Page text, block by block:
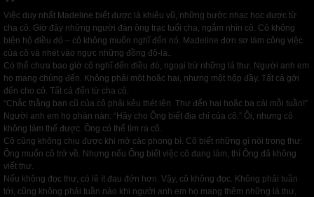
* *
Việc duy nhất Madeline biết được là khiêu vũ, những bước nhạc học được từ
cha cô. Giờ đây những người đàn ông trạc tuổi cha, ngắm nhìn cô. Cô không
biện hộ điều đó – cô không muốn nghĩ đến nó. Madeline đơn sơ làm công việc
của cô và nhét vào ngực những đồng đô-la..
Có thể chưa bao giờ cô nghĩ đến điều đó, ngoại trừ những lá thư. Người anh em
họ mang chúng đến. Không phải một hoặc hai, nhưng một hộp đầy. Tất cả gởi
đến cho cô. Tất cả đến từ cha cô.
“Chắc thằng bạn cũ của cô phải kêu thét lên. Thư đến hai hoặc ba cái mỗi tuần!”
Người anh em họ phàn nàn: “Hãy cho Ông biết địa chỉ của cô.” Ôi, nhưng cô
không làm thế được. Ông có thể tìm ra cô.
Cô cũng không chịu được khi mở các phong bì. Cô biết những gì nói trong thư:
Ông muốn cô trở về. Nhưng nếu Ông biết việc cô đang làm, thì Ông đã không
viết thư.
Nếu không đọc thư, có lẽ ít đau đớn hơn. Vậy, cô không đọc. Không phải tuần
tới, cũng không phải tuần nào khi người anh em họ mang thêm những lá thư,